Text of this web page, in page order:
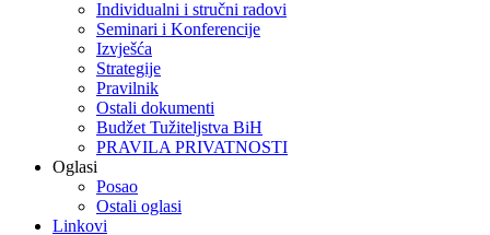
Individualni i stručni radovi
Seminari i Konferencije
Izvješća
Strategije
Pravilnik
Ostali dokumenti
Budžet Tužiteljstva BiH
PRAVILA PRIVATNOSTI
Oglasi
Posao
Ostali oglasi
Linkovi